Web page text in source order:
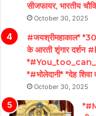
सीजफायर, भारतीय
October 30, 2025
#जयश्रीमहाकाल*
के आरती शृंगार दर्शन
*#भोलेदानी* *देह
October 30, 2025